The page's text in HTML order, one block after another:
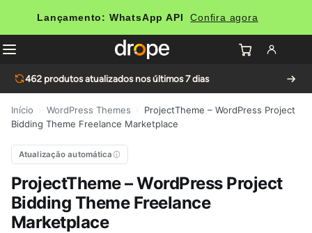
Lançamento: WhatsApp API Confira agora
462 produtos atualizados nos últimos 7 dias
Início WordPress Themes
ProjectTheme – WordPress Project
Bidding Theme Freelance Marketplace
Atualização automática
ProjectTheme – WordPress Project
Bidding Theme Freelance
Marketplace